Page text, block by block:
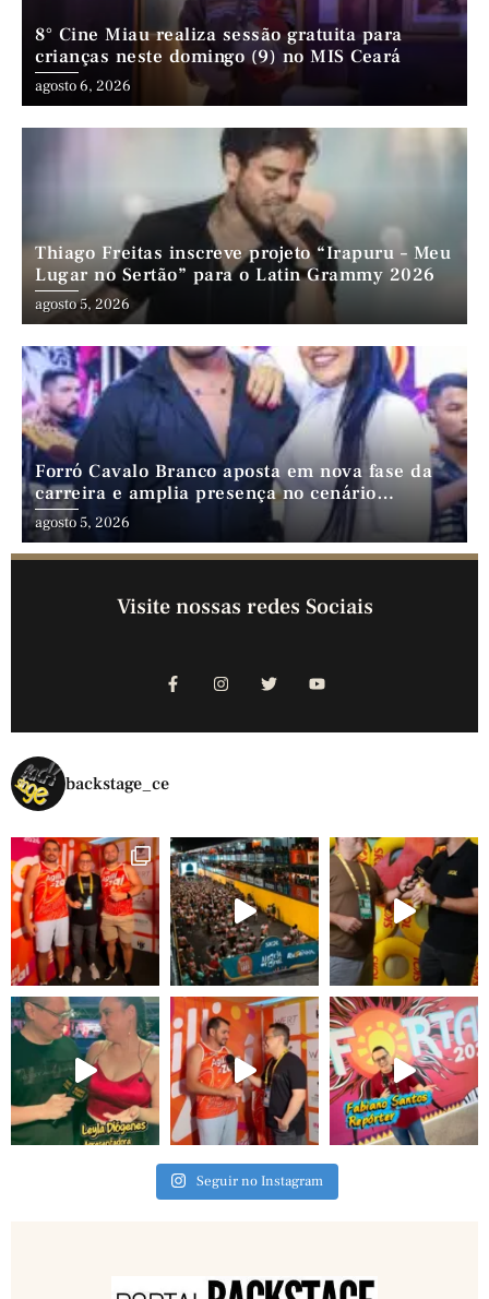
8° Cine Miau realiza sessão gratuita para
crianças neste domingo (9) no MIS Ceará
agosto 6, 2026
Thiago Freitas inscreve projeto “Irapuru – Meu
Lugar no Sertão” para o Latin Grammy 2026
agosto 5, 2026
Forró Cavalo Branco aposta em nova fase da
carreira e amplia presença no cenário
nordestino
agosto 5, 2026
Visite nossas redes Sociais
backstage_ce
Seguir no Instagram